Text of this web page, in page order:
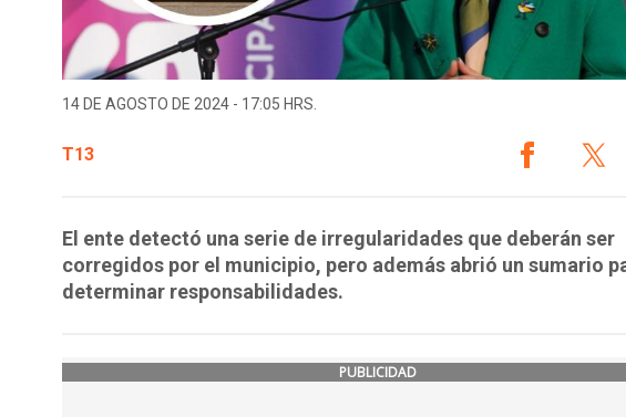
14 DE AGOSTO DE 2024 - 17:05 HRS.
T13
El ente detectó una serie de irregularidades que deberán ser
corregidos por el municipio, pero además abrió un sumario
determinar responsabilidades.
PUBLICIDAD